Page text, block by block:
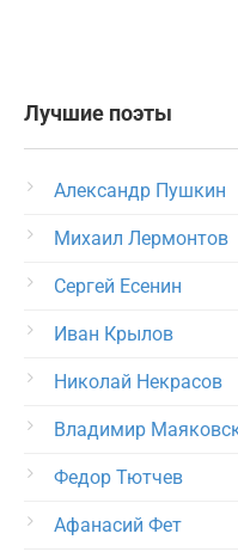
Лучшие поэты
Александр Пушкин
Михаил Лермонтов
Сергей Есенин
Иван Крылов
Николай Некрасов
Владимир
Федор Тютчев
Афанасий Фет